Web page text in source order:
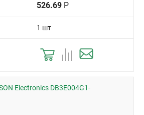
526.69 Р
1 шт
Electronics DB3E004G1-